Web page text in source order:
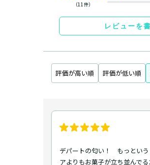
（11件）
レビューを
評価が高い順 評価が低い順
デパートの匂い！ もっという
アよりもお菓子が立ち並んで